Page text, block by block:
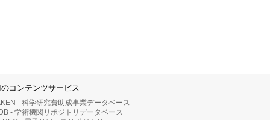
のコンテンツサービス
- 科学研究費助成事業データベース
- 学術機関リポジトリデータベース